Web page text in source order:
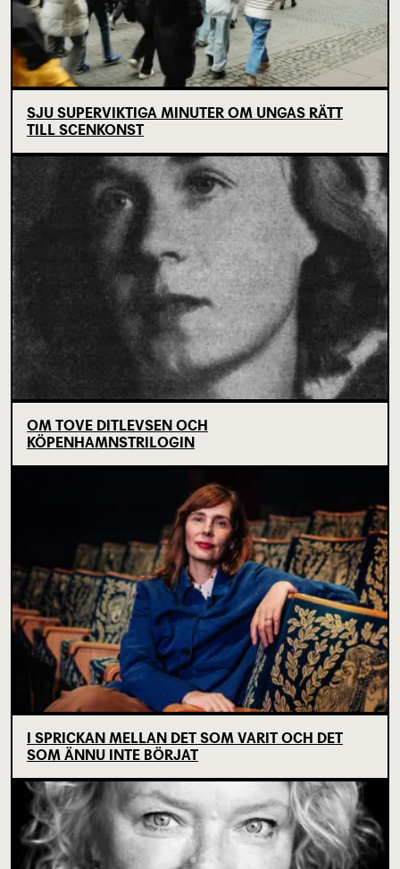
SJU SUPERVIKTIGA MINUTER OM UNGAS RÄTT
TILL SCENKONST
OM TOVE DITLEVSEN OCH
KÖPENHAMNSTRILOGIN
I SPRICKAN MELLAN DET SOM VARIT OCH DET
SOM ÄNNU INTE BÖRJAT